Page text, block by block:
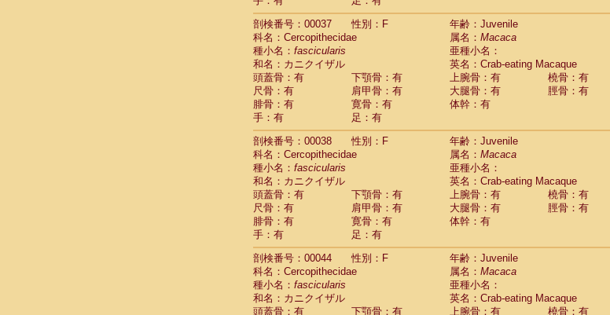
CercopithecidaeMacaca sylvanus
CercopithecidaeMacaca thibetana (0)
Cercopithecidae Macaca tonkeana (0)
Cercopithecidae hybrid(1)
Cercopithecidae (0)
CercopithecidaeAllenopithecus nigroviridis
CercopithecidaeCercopithecus ascanius
CercopithecidaeCercopithecus ascanius schmidti
CercopithecidaeCercopithecus cephus
CercopithecidaeCercopithecus diana
CercopithecidaeCercopithecus hamlyni
Cercopithecidae Cercopithecus lhoesti
Cercopithecidae Cercopithecus mitis(1)
CercopithecidaeCercopithecus mitis doggetti
CercopithecidaeCercopithecus mitis albogularis(0)
CercopithecidaeCercopithecus mona
CercopithecidaeCercopithecus neglectus
CercopithecidaeCercopithecus nigroviridis(0)
CercopithecidaeCercopithecus petaurista buettikoferi
Cercopithecidae Cercopithecusspp.(0)
Cercopithecidae Chlorocebus aethiops
CercopithecidaeChlorocebus pygerythrus cynosuros (0)
剖検番号：00037
性別：F
年齢：Juvenile
科名：Cercopithecidae
属名： Macaca
種小名： fascicularis
亜種小名：
和名：カニクイザル
英名：Crab-eating Macaque
頭蓋骨：有
下顎骨：有 上腕骨：有
橈骨：有
尺骨：有
肩甲骨：有 大腿骨：有
脛骨：有
腓骨：有
寛骨：有
体幹：有
手：有
足：有
剖検番号：00038
性別：F
年齢：Juvenile
科名：Cercopithecidae
属名： Macaca
種小名： fascicularis
亜種小名：
和名：カニクイザル
英名：Crab-eating Macaque
頭蓋骨：有
下顎骨：有 上腕骨：有
橈骨：有
尺骨：有
肩甲骨：有 大腿骨：有
脛骨：有
腓骨：有
寛骨：有
体幹：有
手：有
足：有
剖検番号：00044
性別：F
年齢：Juvenile
科名：Cercopithecidae
属名： Macaca
種小名： fascicularis
亜種小名：
和名：カニクイザル
英名：Crab-eating Macaque
頭蓋骨：有
下顎骨：有 上腕骨：有
橈骨：有